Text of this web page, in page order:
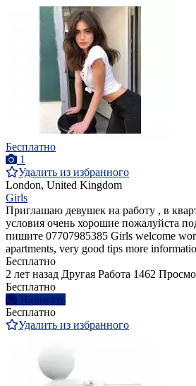
Бесплатно
1
Удалить из избранного
London, United Kingdom
Girls
Приглашаю девушек на работу , в
условия очень хорошие пожалуйста
пишите 07707985385 Girls welcome
apartments, very good tips more
Бесплатно
2 лет назад Другая Работа 1462
Бесплатно
Написать
Бесплатно
Удалить из избранного